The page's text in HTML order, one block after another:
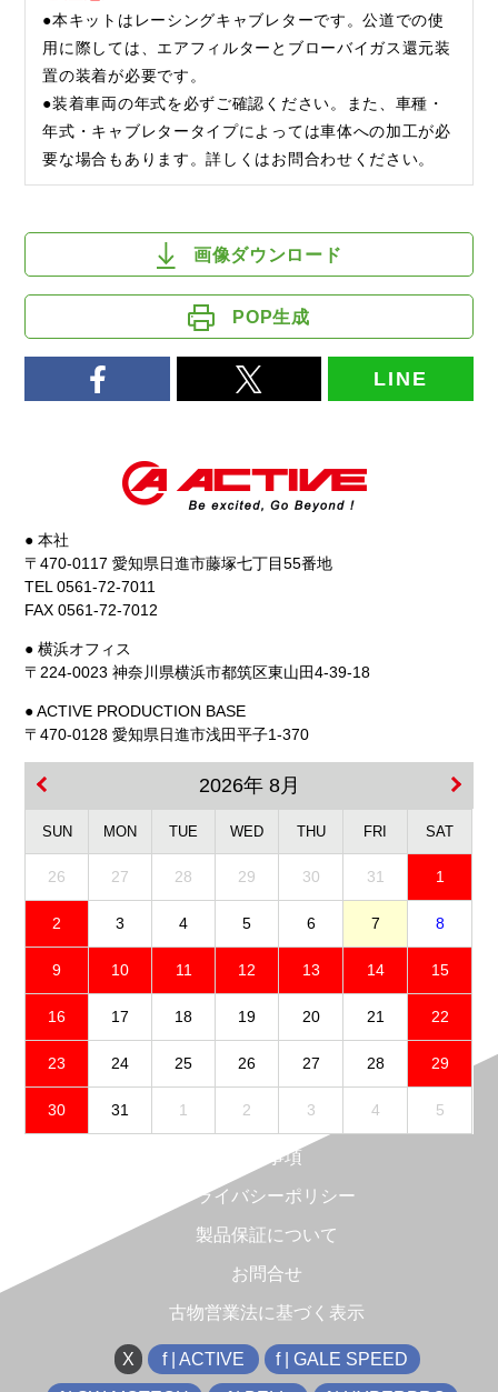
●本キットはレーシングキャブレターです。公道での使
用に際しては、エアフィルターとブローバイガス還元装
置の装着が必要です。
●装着車両の年式を必ずご確認ください。また、車種・
年式・キャブレタータイプによっては車体への加工が必
要な場合もあります。詳しくはお問合わせください。
画像ダウンロード
POP生成
LINE
● 本社
〒470-0117 愛知県日進市藤塚七丁目55番地
TEL 0561-72-7011
FAX 0561-72-7012
● 横浜オフィス
〒224-0023 神奈川県横浜市都筑区東山田4-39-18
● ACTIVE PRODUCTION BASE
〒470-0128 愛知県日進市浅田平子1-370
2026年 8月
SUN MON TUE WED THU FRI SAT
26 27 28 29 30 31 1
2 3 4 5 6 7 8
9 10 11 12 13 14 15
16 17 18 19 20 21 22
23 24 25 26 27 28 29
30 31 1 2 3 4 5
免責事項
プライバシーポリシー
製品保証について
お問合せ
古物営業法に基づく表示
X f | ACTIVE f | GALE SPEED